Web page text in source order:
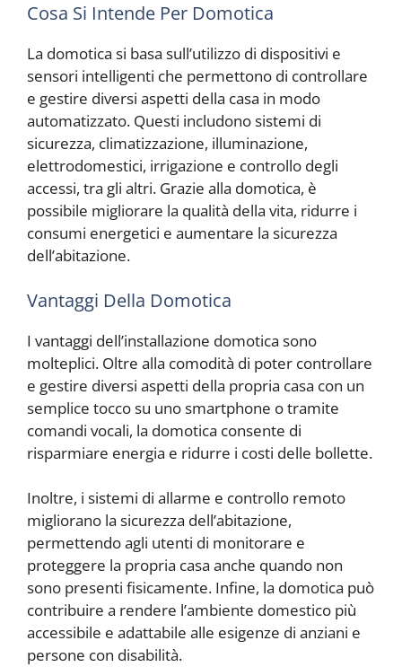
Cosa Si Intende Per Domotica
La domotica si basa sull’utilizzo di dispositivi e
sensori intelligenti che permettono di controllare
e gestire diversi aspetti della casa in modo
automatizzato. Questi includono sistemi di
sicurezza, climatizzazione, illuminazione,
elettrodomestici, irrigazione e controllo degli
accessi, tra gli altri. Grazie alla domotica, è
possibile migliorare la qualità della vita, ridurre i
consumi energetici e aumentare la sicurezza
dell’abitazione.
Vantaggi Della Domotica
I vantaggi dell’installazione domotica sono
molteplici. Oltre alla comodità di poter controllare
e gestire diversi aspetti della propria casa con un
semplice tocco su uno smartphone o tramite
comandi vocali, la domotica consente di
risparmiare energia e ridurre i costi delle bollette.
Inoltre, i sistemi di allarme e controllo remoto
migliorano la sicurezza dell’abitazione,
permettendo agli utenti di monitorare e
proteggere la propria casa anche quando non
sono presenti fisicamente. Infine, la domotica può
contribuire a rendere l’ambiente domestico più
accessibile e adattabile alle esigenze di anziani e
persone con disabilità.